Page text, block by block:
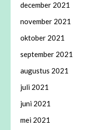
december 2021
november 2021
oktober 2021
september 2021
augustus 2021
juli 2021
juni 2021
mei 2021